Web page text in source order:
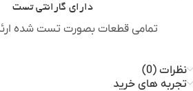
دارای گارانتی تست
تمامی قطعات بصورت تست شده
نظرات (0)
تجربه های خرید